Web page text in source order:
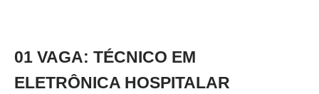
01 VAGA: TÉCNICO EM
ELETRÔNICA HOSPITALAR